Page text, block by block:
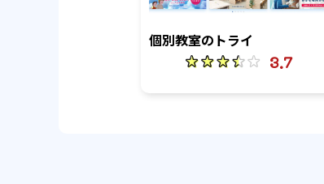
個別教室のトライ
3.7